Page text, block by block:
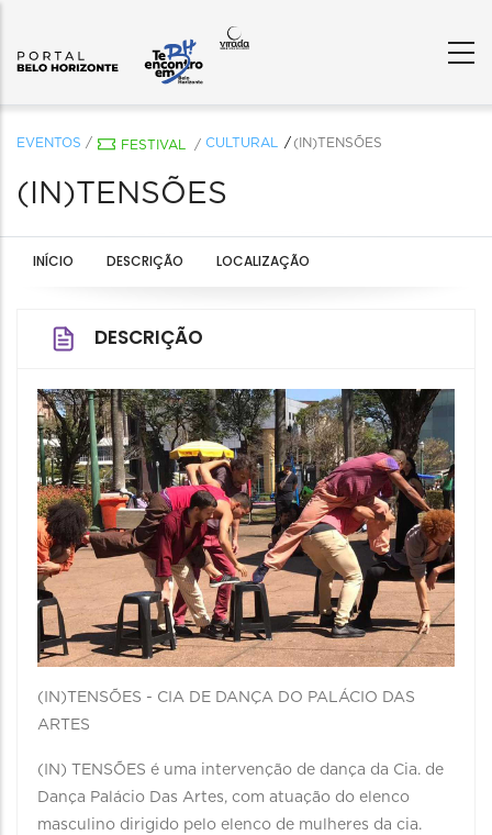
EVENTOS / FESTIVAL / CULTURAL (IN)TENSÕES
(IN)TENSÕES
INÍCIO DESCRIÇÃO LOCALIZAÇÃO
DESCRIÇÃO
(IN)TENSÕES - CIA DE DANÇA DO PALÁCIO DAS
ARTES
(IN) TENSÕES é uma intervenção de dança da Cia. de
Dança Palácio Das Artes, com atuação do elenco
masculino dirigido pelo elenco de mulheres da cia.